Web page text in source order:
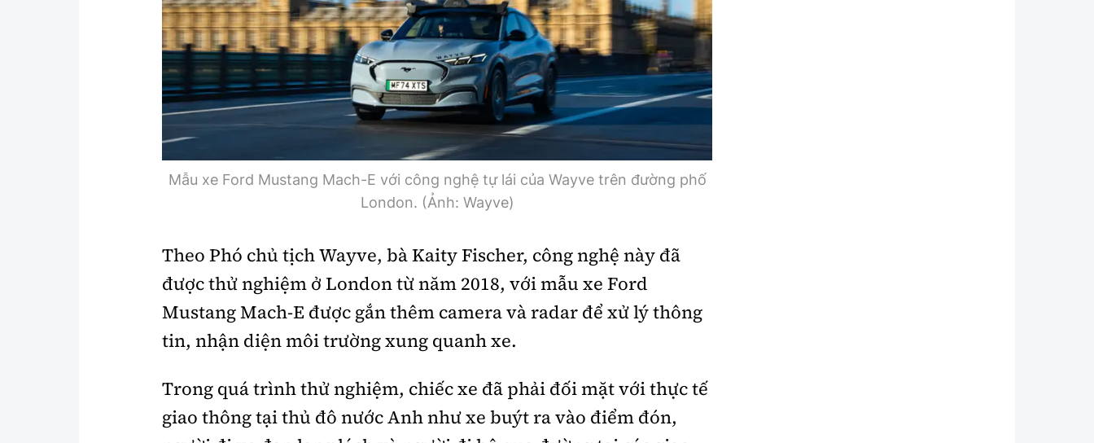
Lao động - Công đoàn
Showbiz
Điện ảnh
Âm nhạc
Bình luận
Hậu trường sao
360 độ thể thao
Sản phẩm mới
AI
Tư vấn
Thế giới xây dựng
Du lịch
Khám phá
Ẩm thực
Video
Thời sự
Khám phá
Câu chuyện giao thông
Lăng kính xây dựng
Giải trí - Thể thao
Mẫu xe Ford Mustang Mach-E với công nghệ tự lái của Wayve trên đường phố
London. (Ảnh: Wayve)
Theo Phó chủ tịch Wayve, bà Kaity Fischer, công nghệ này đã
được thử nghiệm ở London từ năm 2018, với mẫu xe Ford
Mustang Mach-E được gắn thêm camera và radar để xử lý thông
tin, nhận diện môi trường xung quanh xe.
Trong quá trình thử nghiệm, chiếc xe đã phải đối mặt với thực tế
giao thông tại thủ đô nước Anh như xe buýt ra vào điểm đón,